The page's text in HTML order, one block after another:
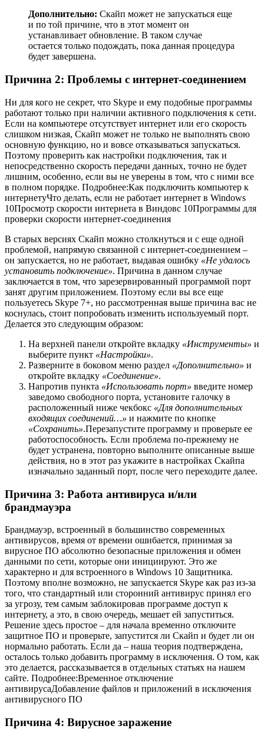
Дополнительно: Скайп может не запускаться еще
и по той причине, что в этот момент он
устанавливает обновление. В таком случае
остается только подождать, пока данная процедура
будет завершена.
Причина 2: Проблемы с интернет-соединением
Ни для кого не секрет, что Skype и ему подобные программы
работают только при наличии активного подключения к сети.
Если на компьютере отсутствует интернет или его скорость
слишком низкая, Скайп может не только не выполнять свою
основную функцию, но и вовсе отказываться запускаться.
Поэтому проверить как настройки подключения, так и
непосредственно скорость передачи данных, точно не будет
лишним, особенно, если вы не уверены в том, что с ними все
в полном порядке. Подробнее:Как подключить компьютер к
интернетуЧто делать, если не работает интернет в Windows
10Просмотр скорости интернета в Виндовс 10Программы для
проверки скорости интернет-соединения
В старых версиях Скайп можно столкнуться и с еще одной
проблемой, напрямую связанной с интернет-соединением –
он запускается, но не работает, выдавая ошибку «Не удалось
установить подключение». Причина в данном случае
заключается в том, что зарезервированный программой порт
занят другим приложением. Поэтому если вы все еще
пользуетесь Skype 7+, но рассмотренная выше причина вас не
коснулась, стоит попробовать изменить используемый порт.
Делается это следующим образом:
На верхней панели откройте вкладку «Инструменты» и
выберите пункт «Настройки».
Разверните в боковом меню раздел «Дополнительно» и
откройте вкладку «Соединение».
Напротив пункта «Использовать порт» введите номер
заведомо свободного порта, установите галочку в
расположенный ниже чекбокс «Для дополнительных
входящих соединений…» и нажмите по кнопке
«Сохранить».Перезапустите программу и проверьте ее
работоспособность. Если проблема по-прежнему не
будет устранена, повторно выполните описанные выше
действия, но в этот раз укажите в настройках Скайпа
изначально заданный порт, после чего переходите далее.
Причина 3: Работа антивируса и/или
брандмауэра
Брандмауэр, встроенный в большинство современных
антивирусов, время от времени ошибается, принимая за
вирусное ПО абсолютно безопасные приложения и обмен
данными по сети, которые они инициируют. Это же
характерно и для встроенного в Windows 10 Защитника.
Поэтому вполне возможно, не запускается Skype как раз из-за
того, что стандартный или сторонний антивирус принял его
за угрозу, тем самым заблокировав программе доступ к
интернету, а это, в свою очередь, мешает ей запуститься.
Решение здесь простое – для начала временно отключите
защитное ПО и проверьте, запустится ли Скайп и будет ли он
нормально работать. Если да – наша теория подтверждена,
осталось только добавить программу в исключения. О том, как
это делается, рассказывается в отдельных статьях на нашем
сайте. Подробнее:Временное отключение
антивирусаДобавление файлов и приложений в исключения
антивирусного ПО
Причина 4: Вирусное заражение